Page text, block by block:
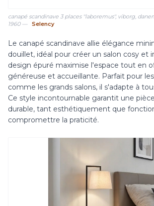
canapé scandinave 3 places ''laboremus'', viborg,
1960 —
Selency
Le canapé scandinave allie élégance
douillet, idéal pour créer un salon cosy et
design épuré maximise l'espace tout en
généreuse et accueillante. Parfait pour
comme les grands salons, il s'adapte à
Ce style incontournable garantit une
durable, tant esthétiquement que
compromettre la praticité.